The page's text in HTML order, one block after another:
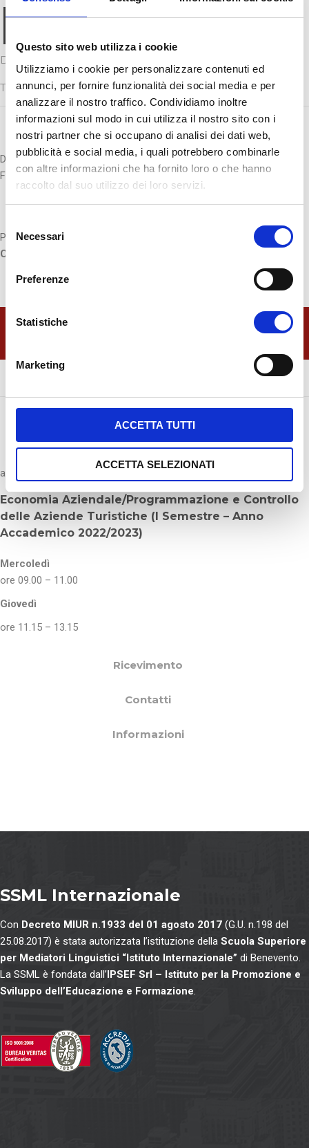
Questo sito web utilizza i cookie
Utilizziamo i cookie per personalizzare contenuti ed
annunci, per fornire funzionalità dei social media e per
analizzare il nostro traffico. Condividiamo inoltre
informazioni sul modo in cui utilizza il nostro sito con i
nostri partner che si occupano di analisi dei dati web,
pubblicità e social media, i quali potrebbero combinarle
con altre informazioni che ha fornito loro o che hanno
raccolto dal suo utilizzo dei loro servizi.
e
l
i
e
n
s
o
Necessari
Preferenze
Statistiche
Marketing
ACCETTA TUTTI
ACCETTA SELEZIONATI
Prof. Nicola
D'Agostino
Docente di Programmazione e Controllo delle Aziende
Turistiche
Docente del settore SECS-P/07 presso l’Università Giustino
Fortunato.
Per la SSML Internazionale è docente di
Programmazione e
Controllo delle Aziende Turistiche (SECS-P/07 – 6 CFU).
Visita la pagina di Programmazione e Controllo
a.a. 2019/2020
Economia Aziendale/Programmazione e Controllo
delle Aziende Turistiche (I Semestre – Anno
Accademico 2022/2023)
Mercoledì
ore 09.00 – 11.00
Giovedì
ore 11.15 – 13.15
Ricevimento
Contatti
Informazioni
SSML Internazionale
Con Decreto MIUR n.1933 del 01 agosto 2017 (G.U. n.198 del
25.08.2017) è stata autorizzata l’istituzione della Scuola Superiore
per Mediatori Linguistici “Istituto Internazionale” di Benevento.
La SSML è fondata dall’ IPSEF Srl – Istituto per la Promozione e
Sviluppo dell’Educazione e Formazione.